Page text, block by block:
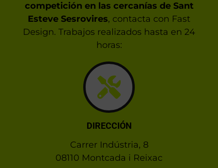
competición en las cercanías de Sant
Esteve Sesrovires, contacta con Fast
Design. Trabajos realizados hasta en 24
horas:
DIRECCIÓN
Carrer Indústria, 8
08110 Montcada i Reixac